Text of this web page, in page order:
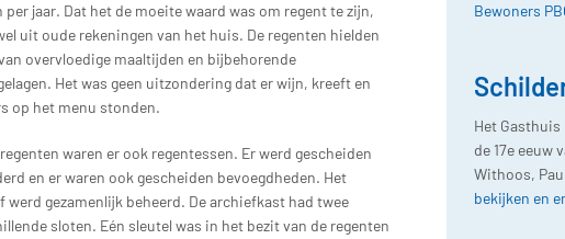
per jaar. Dat het de moeite waard was om regent te zijn,
uit oude rekeningen van het huis. De regenten hielden
overvloedige maaltijden en bijbehorende
Het was geen uitzondering dat er wijn, kreeft en
op het menu stonden.
waren er ook regentessen. Er werd gescheiden
en er waren ook gescheiden bevoegdheden. Het
werd gezamenlijk beheerd. De archiefkast had twee
sloten. Eén sleutel was in het bezit van de regenten
Bewoners
Het
de 17e eeuw
Withoos,
bekijken en